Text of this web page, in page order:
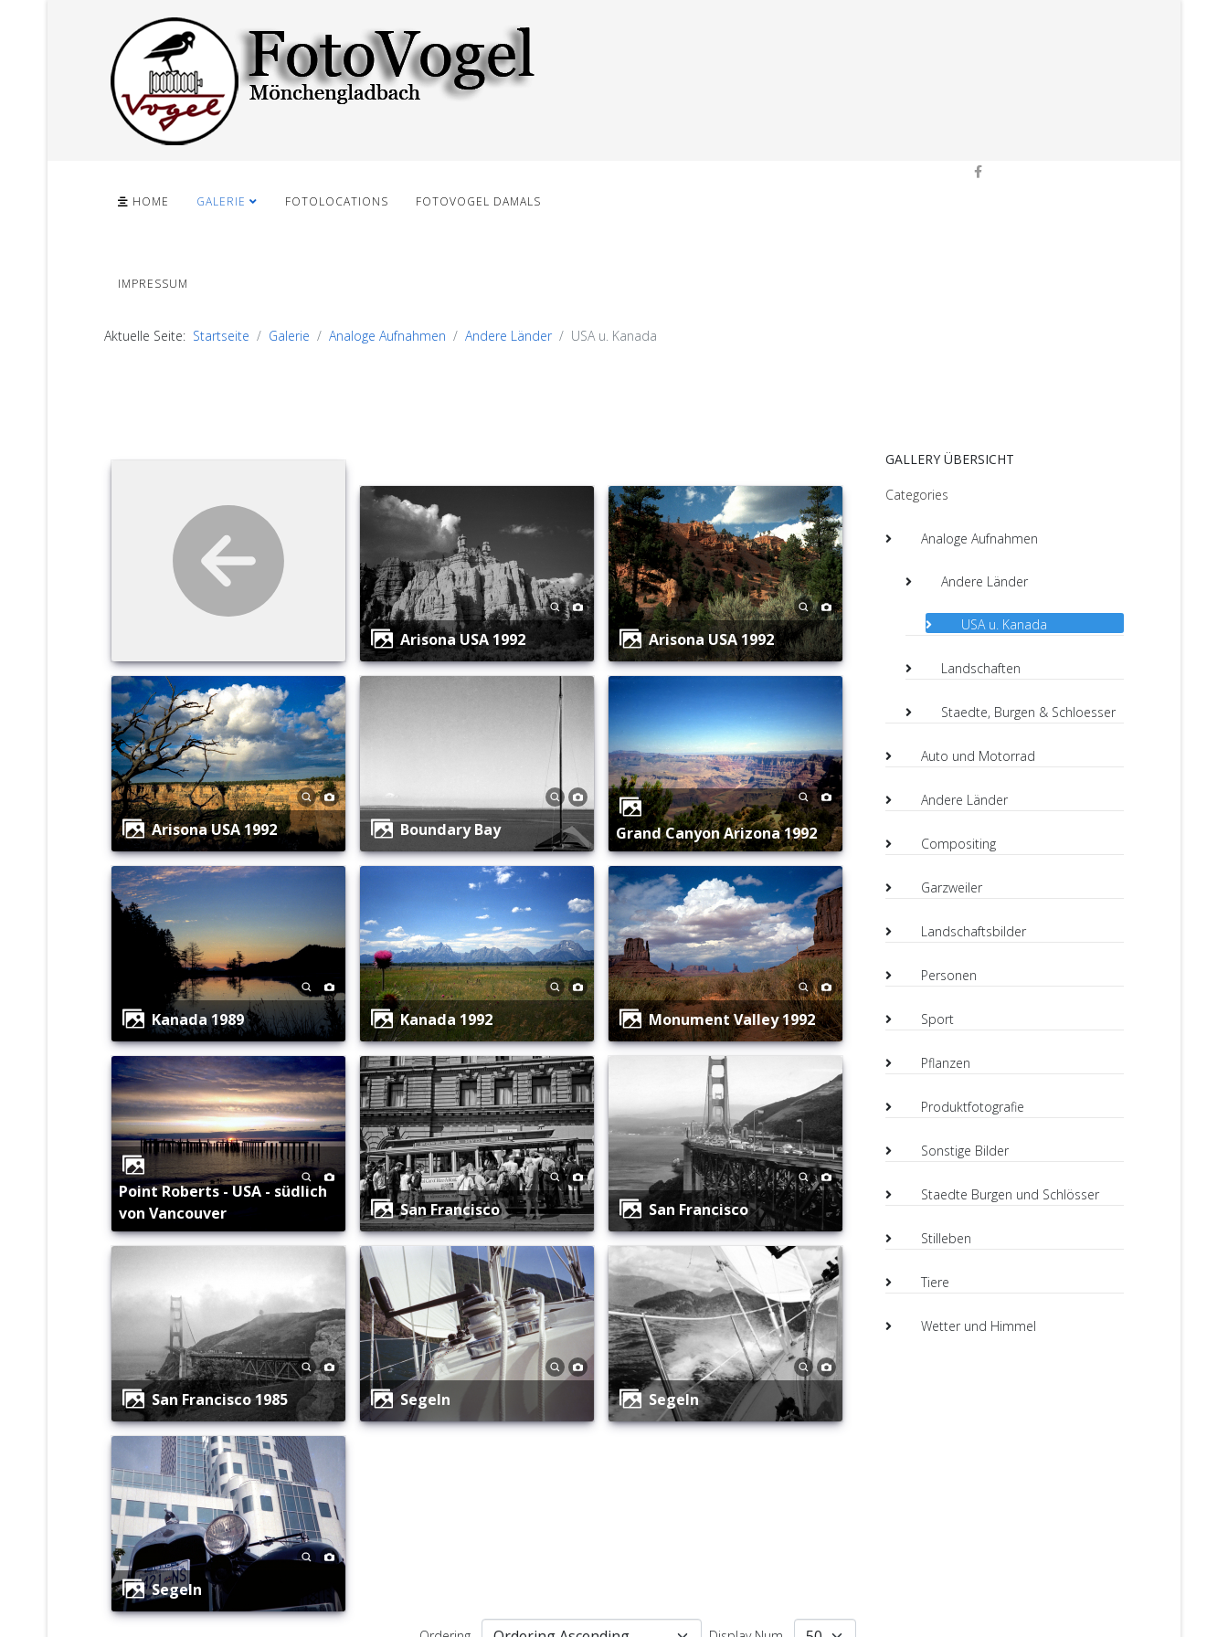
HOME GALERIE FOTOLOCATIONS FOTOVOGEL DAMALS
IMPRESSUM
Aktuelle Seite: Startseite Galerie Analoge Aufnahmen Andere Länder USA u. Kanada
Arisona USA 1992 Arisona USA 1992
Arisona USA 1992 Boundary Bay Grand Canyon Arizona 1992
Kanada 1989 Kanada 1992 Monument Valley 1992
Point Roberts - USA - südlich
von Vancouver
San Francisco San Francisco
San Francisco 1985 Segeln Segeln
Segeln
GALLERY ÜBERSICHT
Categories
Analoge Aufnahmen
Andere Länder
USA u. Kanada
Landschaften
Staedte, Burgen & Schloesser
Auto und Motorrad
Andere Länder
Compositing
Garzweiler
Landschaftsbilder
Personen
Sport
Pflanzen
Produktfotografie
Sonstige Bilder
Staedte Burgen und Schlösser
Stilleben
Tiere
Wetter und Himmel